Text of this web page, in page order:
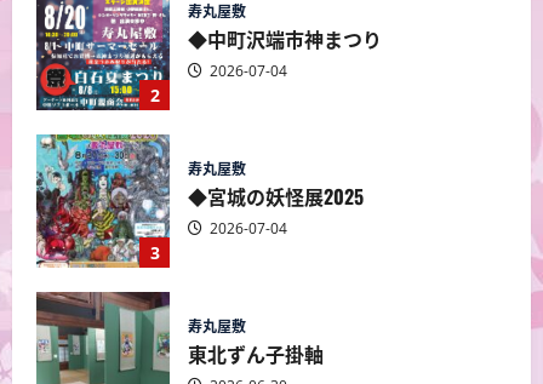
3
寿丸屋敷
◆宮城の妖怪展2025
2026-07-04
4
寿丸屋敷
東北ずん子掛軸
2026-06-30
◆CONCERT DE MUSICⅥ 音楽朗読会in
寿丸屋敷